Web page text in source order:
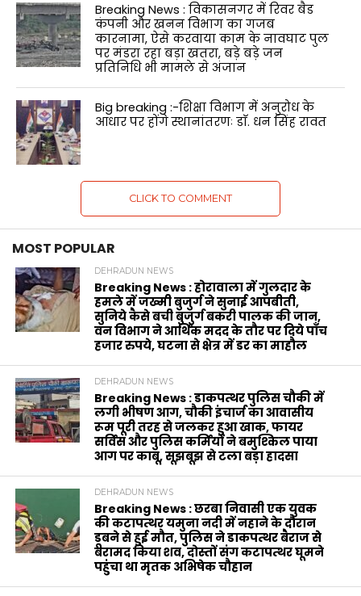
Breaking News : विकासनगर में रिवर बैड
कंपनी और खनन विभाग का गजब
कारनामा, ऐसे करवाया काम के नावघाट पुल
पर मंडरा रहा बड़ा खतरा, बड़े बड़े जन
प्रतिनिधि भी मामले से अंजान
Big breaking :-शिक्षा विभाग में अनुरोध के
आधार पर होंगे स्थानांतरणः डाॅ. धन सिंह रावत
CLICK TO COMMENT
MOST POPULAR
DEHRADUN NEWS
Breaking News : होरावाला में गुलदार के
हमले में जख्मी बुजुर्ग ने सुनाई आपबीती,
सुनिये कैसे बची बुजुर्ग बकरी पालक की जान,
वन विभाग ने आर्थिक मदद के‌ तौर पर दिये पाँच
हजार रुपये, घटना से क्षेत्र में डर का माहौल
DEHRADUN NEWS
Breaking News : डाकपत्थर पुलिस चौकी में
लगी भीषण आग, चौकी इंचार्ज का आवासीय
रूम पूरी तरह से जलकर हुआ खाक, फायर
सर्विस और पुलिस कर्मियों ने बमुश्किल पाया
आग पर काबू, सूझबूझ से टला बड़ा हादसा
DEHRADUN NEWS
Breaking News : छरबा निवासी एक युवक
की कटापत्थर यमुना नदी में नहाने के दौरान
डूबने से हुई मौत, पुलिस ने डाकपत्थर बैराज से
बरामद किया शव, दोस्तों संग कटापत्थर घूमने
पहुंचा था मृतक अभिषेक चौहान